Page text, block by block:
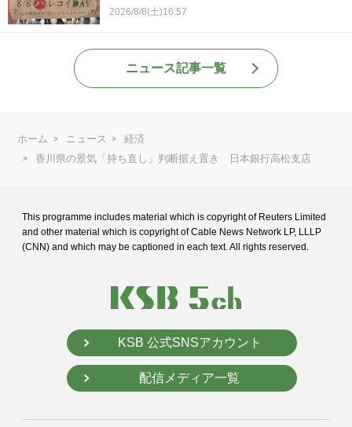
2026/8/8(土)16:57
ニュース記事一覧
ホーム ニュース
経済
香川県の景気「持ち直し」判断据え置き 日本銀行高松支店
This programme includes material which is copyright of Reuters Limited
and other material which is copyright of Cable News Network LP, LLLP
(CNN) and which may be captioned in each text. All rights reserved.
KSB 公式SNSアカウント
配信メディア一覧